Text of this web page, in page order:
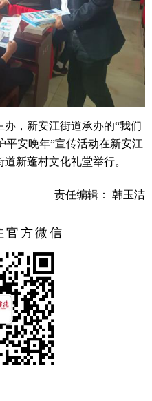
，新安江街道承办的“我们
安晚年”宣传活动在新安江
新蓬村文化礼堂举行。
责任编辑： 韩玉洁
官方微信